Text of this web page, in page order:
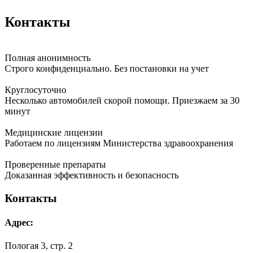
Контакты
Полная анонимность
Строго конфиденциально. Без постановки на учет
Круглосуточно
Несколько автомобилей скорой помощи. Приезжаем за 30
минут
Медицинские лицензии
Работаем по лицензиям Министерства здравоохранения
Проверенные препараты
Доказанная эффективность и безопасность
Контакты
Адрес:
Пологая 3, стр. 2